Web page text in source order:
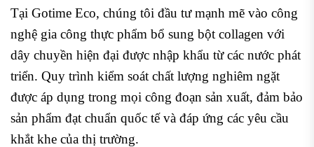
Tại Gotime Eco, chúng tôi đầu tư mạnh mẽ vào công
nghệ gia công thực phẩm bổ sung bột collagen với
dây chuyền hiện đại được nhập khẩu từ các nước phát
triển. Quy trình kiểm soát chất lượng nghiêm ngặt
được áp dụng trong mọi công đoạn sản xuất, đảm bảo
sản phẩm đạt chuẩn quốc tế và đáp ứng các yêu cầu
khắt khe của thị trường.